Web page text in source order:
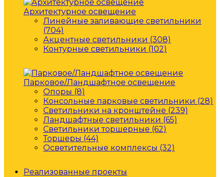
Архитектурное освещение
Линейные заливающие светильники
(704)
Акцентные светильники (308)
Контурные светильники (102)
Парковое/Ландшафтное освещение
Опоры (8)
Консольные парковые светильники (28)
Светильники на кронштейне (239)
Ландшафтные светильники (65)
Светильники торшерные (62)
Торшеры (44)
Осветительные комплексы (32)
Реализованные проекты